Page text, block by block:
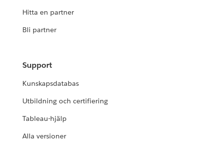
Hitta en partner
Bli partner
Support
Kunskapsdatabas
Utbildning och certifiering
Tableau-hjälp
Alla versioner